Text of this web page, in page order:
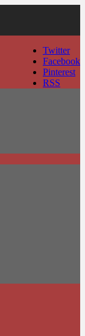
Twitter
Facebook
Pinterest
RSS